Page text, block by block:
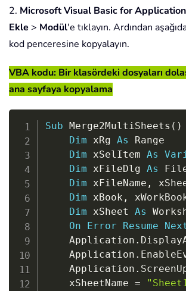
2. Microsoft Visual Basic for
Ekle > Modül'e tıklayın. Ardından
kod penceresine kopyalayın.
VBA kodu: Bir klasördeki dosyaları
ana sayfaya kopyalama
Sub Merge2MultiSheets ( )
Dim xRg As Range
Dim xSelItem As
Dim xFileDlg As
Dim xFileName ,
Dim xBook ,
Dim xSheet As
On
Error Resume
    Application
.
    Application
.
    Application
.
    xSheetName
=